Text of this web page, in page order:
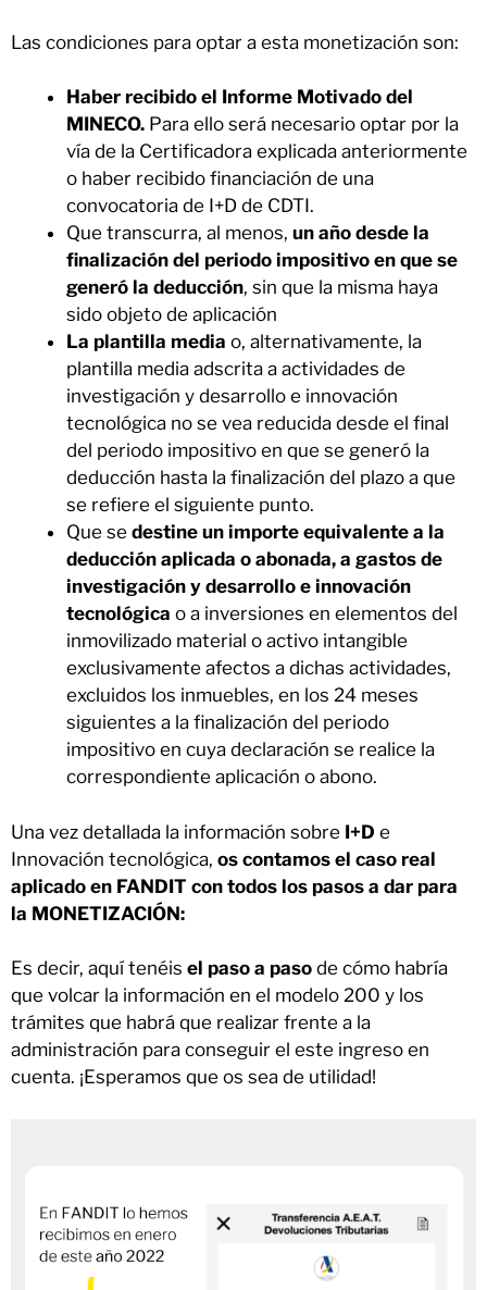
Las condiciones para optar a esta monetización son:
Haber recibido el Informe Motivado del
MINECO. Para ello será necesario optar por la
vía de la Certificadora explicada anteriormente
o haber recibido financiación de una
convocatoria de I+D de CDTI.
Que transcurra, al menos, un año desde la
finalización del periodo impositivo en que se
generó la deducción, sin que la misma haya
sido objeto de aplicación
La plantilla media o, alternativamente, la
plantilla media adscrita a actividades de
investigación y desarrollo e innovación
tecnológica no se vea reducida desde el final
del periodo impositivo en que se generó la
deducción hasta la finalización del plazo a que
se refiere el siguiente punto.
Que se destine un importe equivalente a la
deducción aplicada o abonada, a gastos de
investigación y desarrollo e innovación
tecnológica o a inversiones en elementos del
inmovilizado material o activo intangible
exclusivamente afectos a dichas actividades,
excluidos los inmuebles, en los 24 meses
siguientes a la finalización del periodo
impositivo en cuya declaración se realice la
correspondiente aplicación o abono.
Una vez detallada la información sobre I+D e
Innovación tecnológica, os contamos el caso real
aplicado en FANDIT con todos los pasos a dar para
la MONETIZACIÓN:
Es decir, aquí tenéis el paso a paso de cómo habría
que volcar la información en el modelo 200 y los
trámites que habrá que realizar frente a la
administración para conseguir el este ingreso en
cuenta. ¡Esperamos que os sea de utilidad!